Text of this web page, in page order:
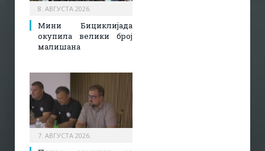
8. АВГУСТА 2026.
Мини Бициклијада
окупила велики број
малишана
7. АВГУСТА 2026.